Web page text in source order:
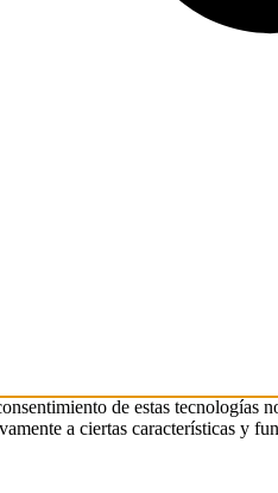
de estas tecnologías
a ciertas características y